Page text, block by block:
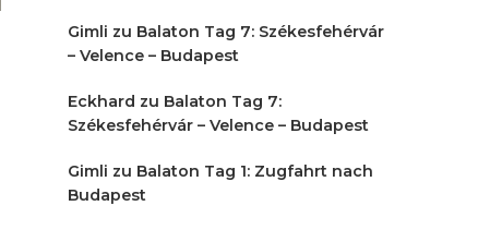
Gimli zu Balaton Tag 7: Székesfehérvár
– Velence – Budapest
Eckhard zu Balaton Tag 7:
Székesfehérvár – Velence – Budapest
Gimli zu Balaton Tag 1: Zugfahrt nach
Budapest